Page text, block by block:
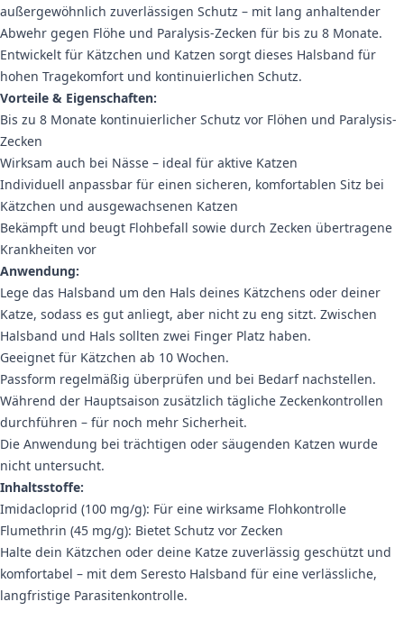
außergewöhnlich zuverlässigen Schutz – mit lang anhaltender
Abwehr gegen Flöhe und Paralysis-Zecken für bis zu 8 Monate.
Entwickelt für Kätzchen und Katzen sorgt dieses Halsband für
hohen Tragekomfort und kontinuierlichen Schutz.
Vorteile & Eigenschaften:
Bis zu 8 Monate kontinuierlicher Schutz vor Flöhen und Paralysis-
Zecken
Wirksam auch bei Nässe – ideal für aktive Katzen
Individuell anpassbar für einen sicheren, komfortablen Sitz bei
Kätzchen und ausgewachsenen Katzen
Bekämpft und beugt Flohbefall sowie durch Zecken übertragene
Krankheiten vor
Anwendung:
Lege das Halsband um den Hals deines Kätzchens oder deiner
Katze, sodass es gut anliegt, aber nicht zu eng sitzt. Zwischen
Halsband und Hals sollten zwei Finger Platz haben.
Geeignet für Kätzchen ab 10 Wochen.
Passform regelmäßig überprüfen und bei Bedarf nachstellen.
Während der Hauptsaison zusätzlich tägliche Zeckenkontrollen
durchführen – für noch mehr Sicherheit.
Die Anwendung bei trächtigen oder säugenden Katzen wurde
nicht untersucht.
Inhaltsstoffe:
Imidacloprid (100 mg/g): Für eine wirksame Flohkontrolle
Flumethrin (45 mg/g): Bietet Schutz vor Zecken
Halte dein Kätzchen oder deine Katze zuverlässig geschützt und
komfortabel – mit dem Seresto Halsband für eine verlässliche,
langfristige Parasitenkontrolle.